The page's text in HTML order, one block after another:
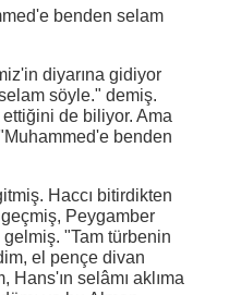
benden selam
diyarına gidiyor
söyle." demiş.
de biliyor. Ama
benden
Haccı bitirdikten
Peygamber
"Tam türbenin
el pençe divan
selâmı aklıma